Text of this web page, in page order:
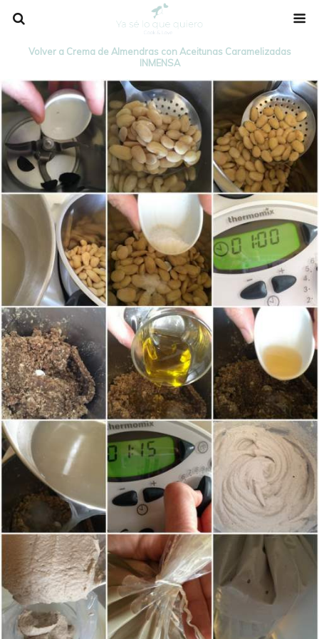
Volver a Crema de Almendras con Aceitunas Caramelizadas
INMENSA